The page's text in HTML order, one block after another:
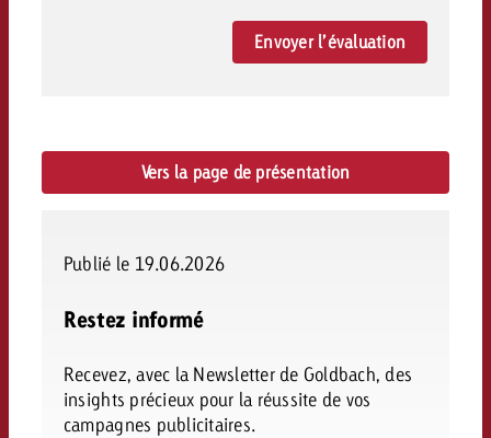
Envoyer l’évaluation
Vers la page de présentation
Publié le 19.06.2026
Restez informé
Recevez, avec la Newsletter de Goldbach, des
insights précieux pour la réussite de vos
campagnes publicitaires.